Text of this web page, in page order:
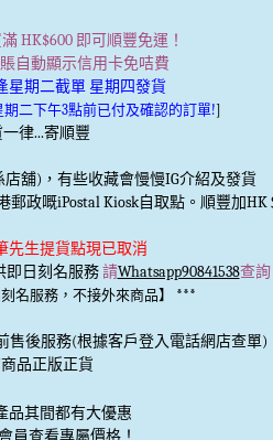
HK$600 即可順豐免運！
自動顯示信用卡免咭費
星期二截單 星期四發貨
期二下午3點前已付及確認的訂單!]
一律...寄順豐
舖)，有些收藏會慢慢IG介紹及發貨
政嘅iPostal Kiosk自取點。順豐加HK
先生提貨點現已取消
即日刻名服務請Whatsapp90841538查詢
名服務，不接外來商品】 ***
售後服務(根據客戶登入電話網店查單)
品正版正貨
品其間都有大優惠
員查看專屬價格！